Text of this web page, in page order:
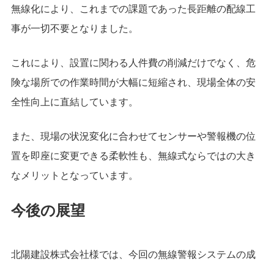
無線化により、これまでの課題であった長距離の配線工
事が一切不要となりました。
これにより、設置に関わる人件費の削減だけでなく、危
険な場所での作業時間が大幅に短縮され、現場全体の安
全性向上に直結しています。
また、現場の状況変化に合わせてセンサーや警報機の位
置を即座に変更できる柔軟性も、無線式ならではの大き
なメリットとなっています。
今後の展望
北陽建設株式会社様では、今回の無線警報システムの成